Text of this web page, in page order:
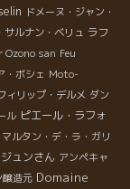
ドメーヌ・ジャン・
サルナン・ベリュ ラフ
Ozono san Feu
・ボシェ Moto-
ィリップ・デルメ ダン
ル ピエール・ラフォ
ルタン・デ・ラ・ガリ
ジュンさん アンペキャ
醸造元 Domaine